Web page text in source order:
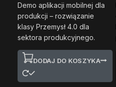
Demo aplikacji mobilnej dla
produkcji – rozwiązanie
klasy Przemysł 4.0 dla
sektora produkcyjnego.
DODAJ DO KOSZYKA